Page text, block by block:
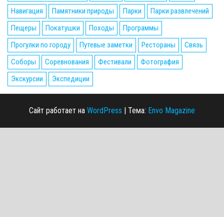
Навигация
Памятники природы Парки
Парки развлечений
Пещеры
Покатушки Походы
Программы
Прогулки по городу
Путевые заметки Рестораны
Связь
Соборы
Соревнования Фестивали
Фотография
Экскурсии
Экспедиции
Сайт работает на WordPress | Тема: Envo Magazine